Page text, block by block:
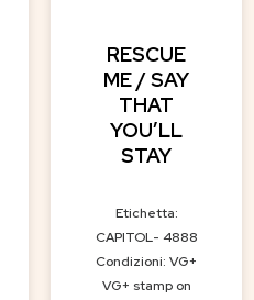
RESCUE
ME / SAY
THAT
YOU’LL
STAY
Etichetta:
CAPITOL- 4888
Condizioni: VG+
VG+ stamp on